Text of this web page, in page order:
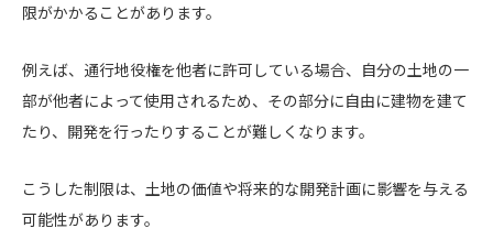
限がかかることがあります。
例えば、通行地役権を他者に許可している場合、自分の土地の一
部が他者によって使用されるため、その部分に自由に建物を建て
たり、開発を行ったりすることが難しくなります。
こうした制限は、土地の価値や将来的な開発計画に影響を与える
可能性があります。